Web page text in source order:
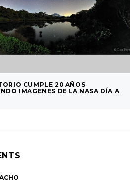
CUMPLE 20 AÑOS
IMAGENES DE LA NASA DÍA A